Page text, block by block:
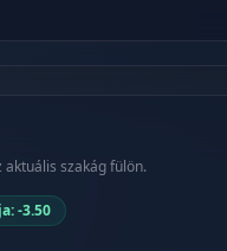
aktuális szakág fülön.
-3.50